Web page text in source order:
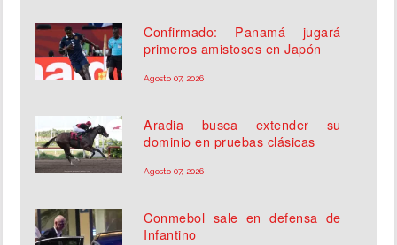
Confirmado: Panamá jugará
primeros amistosos en Japón
Agosto 07, 2026
Aradia busca extender su
dominio en pruebas clásicas
Agosto 07, 2026
Conmebol sale en defensa de
Infantino